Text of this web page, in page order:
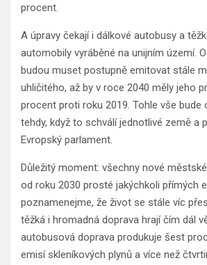
procent.
A úpravy čekají i dálkové autobusy a
automobily vyráběné na unijním území.
budou muset postupně emitovat stále
uhličitého, až by v roce 2040 měly jeho
procent proti roku 2019. Tohle vše bude
tehdy, když to schválí jednotlivé země a
Evropský parlament.
Důležitý moment: všechny nové
od roku 2030 prosté jakýchkoli přímých
poznamenejme, že život se stále víc
těžká i hromadná doprava hrají čím dál
autobusová doprava produkuje šest
emisí skleníkových plynů a více než